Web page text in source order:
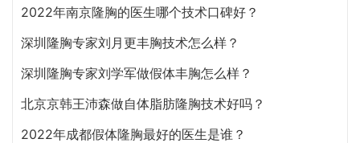
2022年南京隆胸的医生哪个技术口碑好？
深圳隆胸专家刘月更丰胸技术怎么样？
深圳隆胸专家刘学军做假体丰胸怎么样？
北京京韩王沛森做自体脂肪隆胸技术好吗？
2022年成都假体隆胸最好的医生是谁？